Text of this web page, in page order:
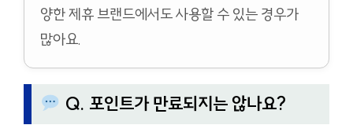
양한 제휴 브랜드에서도 사용할 수 있는 경우가
많아요.
Q. 포인트가 만료되지는 않나요?